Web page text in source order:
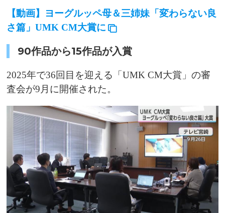
【動画】ヨーグルッペ母＆三姉妹「変わらない良
さ篇」UMK CM大賞に
90作品から15作品が入賞
2025年で36回目を迎える「UMK CM大賞」の審
査会が9月に開催された。